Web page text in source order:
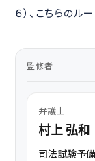
６）、こちらのル
監修者
弁護士
村上 弘和
司法試験予